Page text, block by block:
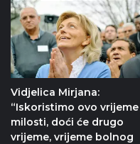
Vidjelica Mirjana:
“Iskoristimo ovo vrijeme
milosti, doći će drugo
vrijeme, vrijeme bolnog